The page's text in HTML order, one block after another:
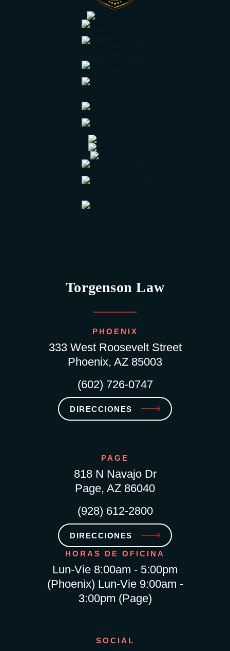
Torgenson Law
PHOENIX
333 West Roosevelt Street
Phoenix, AZ 85003
(602) 726-0747
DIRECCIONES
PAGE
818 N Navajo Dr
Page, AZ 86040
(928) 612-2800
DIRECCIONES
HORAS DE OFICINA
Lun-Vie 8:00am - 5:00pm
(Phoenix) Lun-Vie 9:00am -
3:00pm (Page)
SOCIAL